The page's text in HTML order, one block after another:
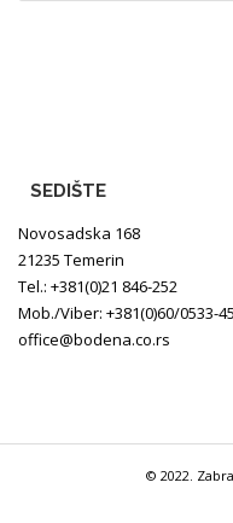
SEDIŠTE
Novosadska 168
21235 Temerin
Tel.: +381(0)21 846-252
Mob./Viber: +381(0)60/0533-
office@bodena.co.rs
© 2022.